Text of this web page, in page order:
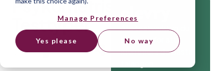
Manage Preferences
Yes please No way
Psykometriska
Testtyper
Clevry juni 22, 2022
Alla testverktyg du
behöver för att
identifiera de bästa